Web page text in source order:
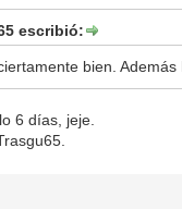
escribió:
bien.
6 días, jeje.